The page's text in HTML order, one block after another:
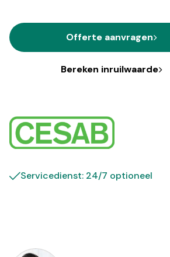
Offerte aanvragen
Bereken inruilwaarde
Servicedienst: 24/7 optioneel